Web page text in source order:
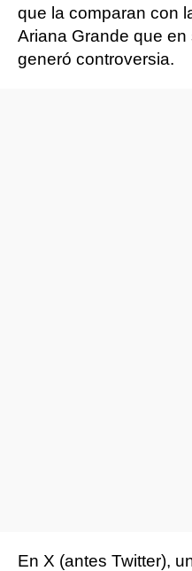
que la comparan con
Ariana Grande que
generó controversia.
En X (antes Twitter),